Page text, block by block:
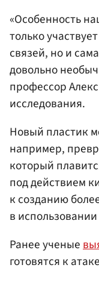
«Особенность
только
связей, но и
довольно
профессор
исследования.
Новый пластик
например,
который
под действием
к созданию
в
Ранее ученые
готовятся к